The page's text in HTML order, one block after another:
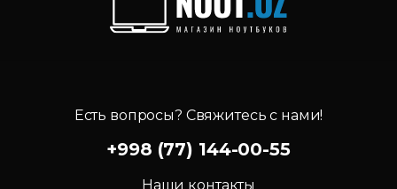
Есть вопросы? Свяжитесь с нами!
+998 (77) 144-00-55
Наши контакты